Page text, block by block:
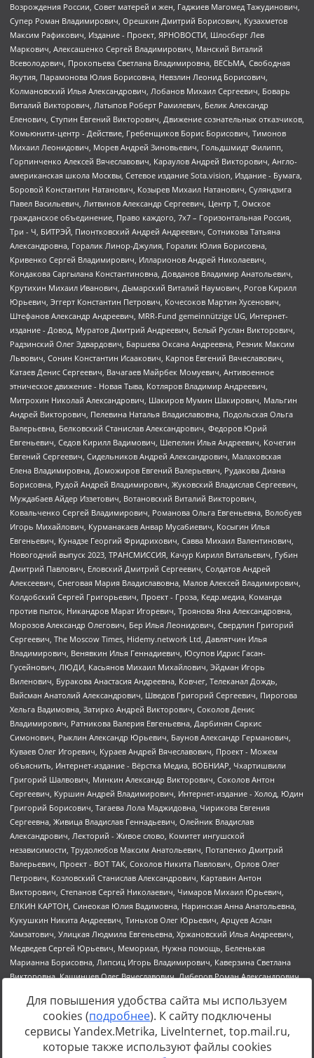
Источник:https://minjust.gov.ru/uploaded/files/reestr-
inostrannyih-agentov-22-03-2024.pdfданные на22.03.2024
Для повышения удобства сайта мы используем
cookies (подробнее). К сайту подключены
сервисы Yandex.Metrika, LiveInternet, top.mail.ru,
которые также используют файлы cookies